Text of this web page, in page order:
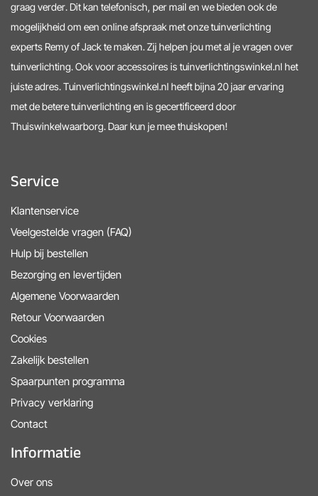
graag verder. Dit kan telefonisch, per mail en we bieden ook de
mogelijkheid om een online afspraak met onze tuinverlichting
experts Remy of Jack te maken. Zij helpen jou met al je vragen over
tuinverlichting. Ook voor accessoires is tuinverlichtingswinkel.nl het
juiste adres. Tuinverlichtingswinkel.nl heeft bijna 20 jaar ervaring
met de betere tuinverlichting en is gecertificeerd door
Thuiswinkelwaarborg. Daar kun je mee thuiskopen!
Service
Klantenservice
Veelgestelde vragen (FAQ)
Hulp bij bestellen
Bezorging en levertijden
Algemene Voorwaarden
Retour Voorwaarden
Cookies
Zakelijk bestellen
Spaarpunten programma
Privacy verklaring
Contact
Informatie
Over ons